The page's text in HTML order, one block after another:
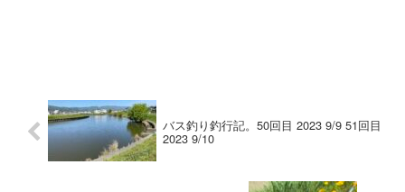
バス釣り釣行記。50回目 2023 9/9 51回目
2023 9/10